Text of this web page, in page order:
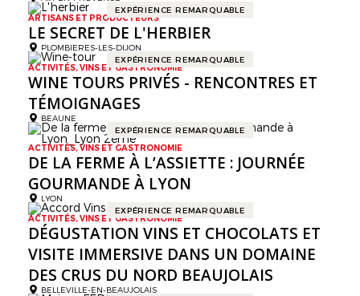
EXPÉRIENCE REMARQUABLE
ARTISANS ET PRODUCTEURS
LE SECRET DE L'HERBIER
PLOMBIERES-LES-DIJON
EXPÉRIENCE REMARQUABLE
ACTIVITÉS, VINS ET GASTRONOMIE
WINE TOURS PRIVÉS - RENCONTRES ET
TÉMOIGNAGES
BEAUNE
EXPÉRIENCE REMARQUABLE
ACTIVITÉS, VINS ET GASTRONOMIE
DE LA FERME À L’ASSIETTE : JOURNÉE
GOURMANDE À LYON
LYON
EXPÉRIENCE REMARQUABLE
ACTIVITÉS, VINS ET GASTRONOMIE
DÉGUSTATION VINS ET CHOCOLATS ET
VISITE IMMERSIVE DANS UN DOMAINE
DES CRUS DU NORD BEAUJOLAIS
BELLEVILLE-EN-BEAUJOLAIS